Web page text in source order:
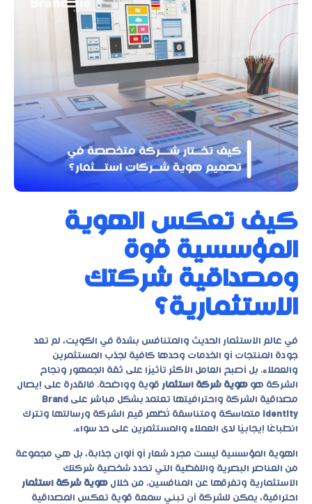
كيف تعكس الهوية
المؤسسية قوة
ومصداقية شركتك
الاستثمارية؟
في عالم الاستثمار الحديث والمتنافس بشدة في الكويت، لم تعد
جودة المنتجات أو الخدمات وحدها كافية لجذب المستثمرين
والعملاء. بل أصبح العامل الأكثر تأثيرًا على ثقة الجمهور ونجاح
الشركة هو هوية شركة استثمار قوية وواضحة. فالقدرة على إيصال
مصداقية الشركة واحترافيتها تعتمد بشكل مباشر على Brand
Identity متماسكة ومتناسقة تُظهر قيم الشركة ورسالتها وتترك
انطباعًا إيجابيًا لدى العملاء والمستثمرين على حد سواء.
الهوية المؤسسية ليست مجرد شعار أو ألوان جذابة، بل هي مجموعة
من العناصر البصرية واللفظية التي تحدد شخصية شركتك
الاستثمارية وتفرقها عن المنافسين. من خلال هوية شركة استثمار
احترافية، يمكن للشركة أن تبني سمعة قوية تعكس المصداقية